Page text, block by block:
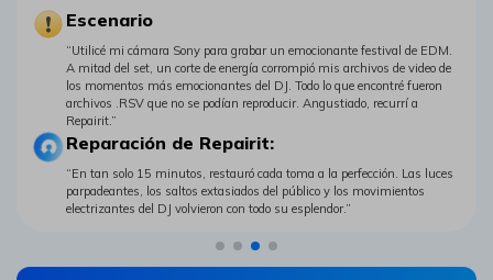
Escenario
“Utilicé mi cámara Sony para grabar un emocionante festival de EDM.󠀲󠀡󠀦󠀥󠀳
A mitad del set, un corte de energía corrompió mis archivos de video de
los momentos más emocionantes del DJ.󠀲󠀡󠀦󠀦󠀳 Todo lo que encontré fueron
archivos .RSV que no se podían reproducir.󠀲󠀡󠀦󠀧 Angustiado, recurrí a
Repairit.”
Reparación de Repairit:󠀲󠀡󠀤󠀣󠀳
“En tan solo 15 minutos, restauró cada toma a la perfección.󠀲󠀡󠀧󠀣󠀳 Las luces
parpadeantes, los saltos extasiados del público y los movimientos
electrizantes del DJ volvieron con todo su esplendor.”